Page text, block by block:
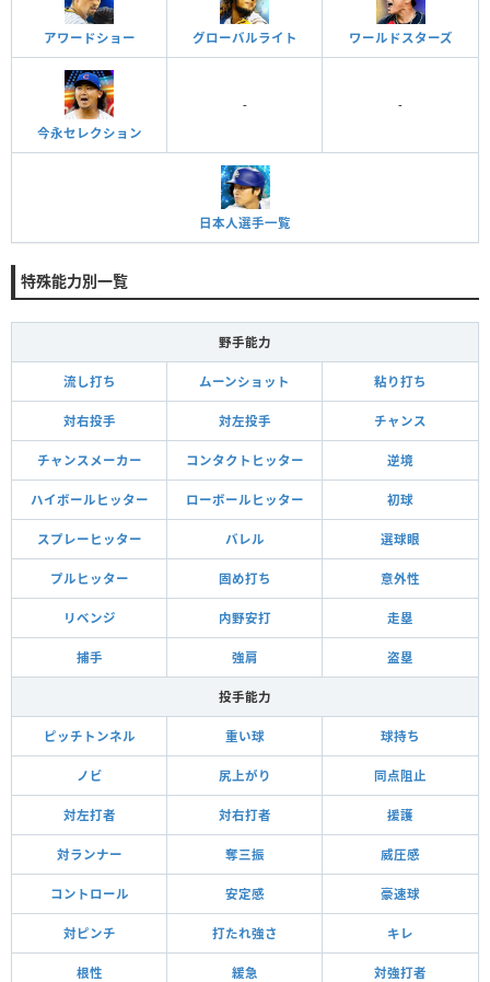
アワードショー グローバルライト ワールドスターズ
今永セレクション
- -
日本人選手一覧
特殊能力別一覧
野手能力
流し打ち ムーンショット 粘り打ち
対右投手 対左投手 チャンス
チャンスメーカー コンタクトヒッター 逆境
ハイボールヒッター ローボールヒッター 初球
スプレーヒッター バレル 選球眼
プルヒッター 固め打ち 意外性
リベンジ 内野安打 走塁
捕手 強肩 盗塁
投手能力
ピッチトンネル 重い球 球持ち
ノビ 尻上がり 同点阻止
対左打者 対右打者 援護
対ランナー 奪三振 威圧感
コントロール 安定感 豪速球
対ピンチ 打たれ強さ キレ
根性 緩急 対強打者